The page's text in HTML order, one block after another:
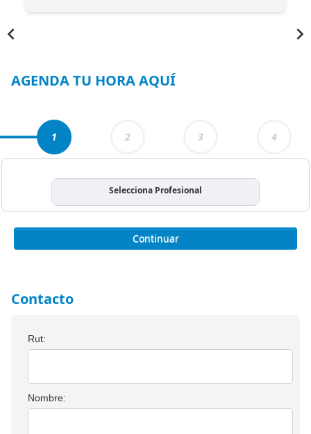
AGENDA TU HORA AQUÍ
1 2 3 4
Selecciona Profesional
Continuar
Contacto
Rut:
Nombre: